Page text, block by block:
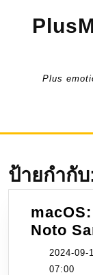
Plus
ป้ายกำกับ
Noto
2024-09-
07:00